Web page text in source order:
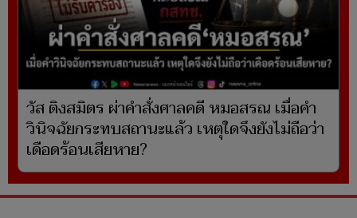
วัส ติงสมิตร ผ่าคำสั่งศาลคดี หมอสรณ เมื่อคำ
วินิจฉัยกระทบสถานะแล้ว เหตุใดจึงยังไม่ถือว่า
เดือดร้อนเสียหาย?